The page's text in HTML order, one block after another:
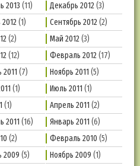
2013 (11) Декабрь 2012(3)
(1) Сентябрь 2012(2)
(2) Май 2012(3)
(12) Февраль 2012(17)
(7) Ноябрь 2011 (5)
(1) Июль 2011 (1)
(1) Апрель 2011 (2)
2011 (16) Январь 2011 (6)
(2) Февраль 2010 (5)
2009 (5) Ноябрь 2009 (1)